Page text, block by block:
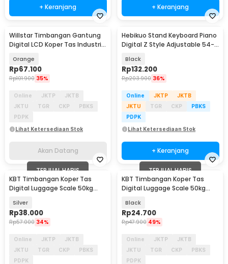
+ Keranjang + Keranjang
Akan Datang
Willstar Timbangan Gantung
Digital LCD Koper Tas Industri
Orange
Rp67.100
Rp101.900 35%
Online JKTP
JKTB
JKTU
TGR CKP
PBKS
PDPK
Lihat Ketersediaan Stok
Akan Datang
Hebikuo Stand Keyboard Piano
Digital Z Style Adjustable 54-
Black
Rp132.200
Rp203.900 36%
Online JKTP
JKTB
JKTU
TGR CKP
PBKS
PDPK
Lihat Ketersediaan Stok
+ Keranjang
TERJUAL HABIS
KBT Timbangan Koper Tas
Digital Luggage Scale 50kg
Silver
Rp38.000
Rp57.000 34%
Online JKTP
JKTB
JKTU
TGR CKP
PBKS
PDPK
TERJUAL HABIS
KBT Timbangan Koper Tas
Digital Luggage Scale 50kg
Black
Rp24.700
Rp47.900 49%
Online JKTP
JKTB
JKTU
TGR CKP
PBKS
PDPK